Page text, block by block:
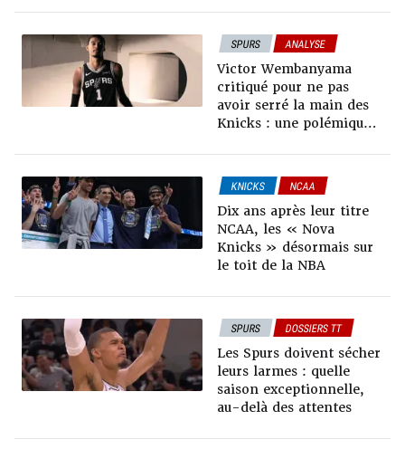
SPURS
ANALYSE
DOSSIERS TT
Victor Wembanyama
critiqué pour ne pas
avoir serré la main des
Knicks : une polémique
KNICKS
NCAA
ANALYSE
DOSSIERS TT
PLAYOFFS NBA
Dix ans après leur titre
NCAA, les « Nova
Knicks » désormais sur
le toit de la NBA
SPURS DOSSIERS TT
Les Spurs doivent sécher
leurs larmes : quelle
saison exceptionnelle,
au-delà des attentes